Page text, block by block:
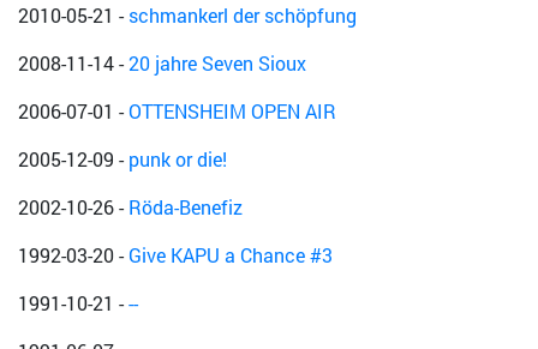
2010-05-21 -schmankerl der schöpfung
2008-11-14-20 jahre Seven Sioux
2006-07-01 -OTTENSHEIM OPEN AIR
2005-12-09 -punk or die!
2002-10-26-Röda-Benefiz
1992-03-20-Give KAPU a Chance #3
1991-10-21 ---